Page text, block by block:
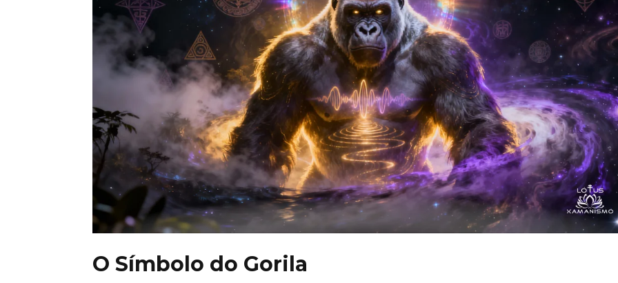
O Símbolo do Gorila